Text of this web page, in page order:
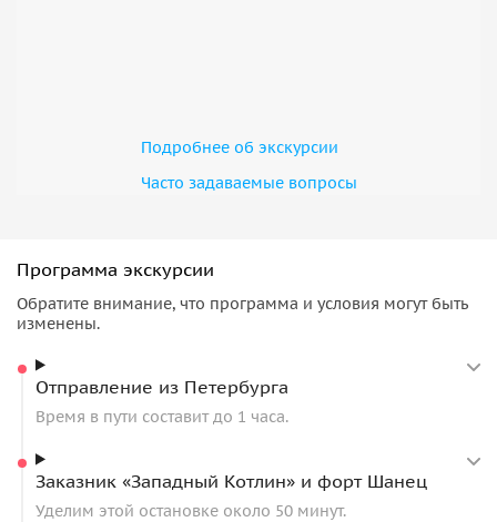
Подробнее об экскурсии
Часто задаваемые вопросы
Программа экскурсии
Обратите внимание, что программа и условия могут быть
изменены.
Отправление из Петербурга
Время в пути составит до 1 часа.
Заказник «Западный Котлин» и форт Шанец
Уделим этой остановке около 50 минут.